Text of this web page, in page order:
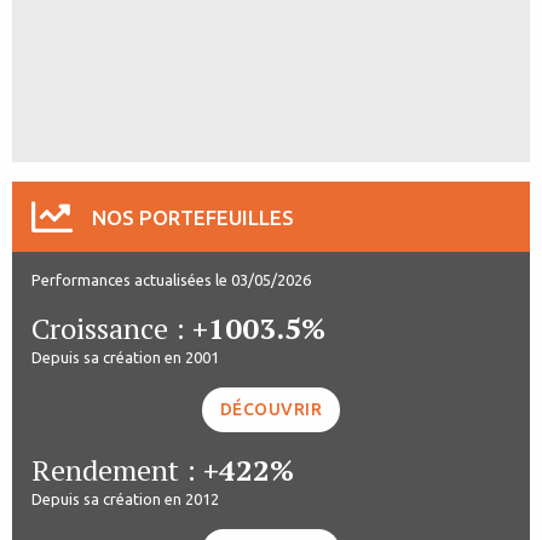
NOS PORTEFEUILLES
Performances actualisées le 03/05/2026
Croissance : +1003.5%
Depuis sa création en 2001
DÉCOUVRIR
Rendement : +422%
Depuis sa création en 2012